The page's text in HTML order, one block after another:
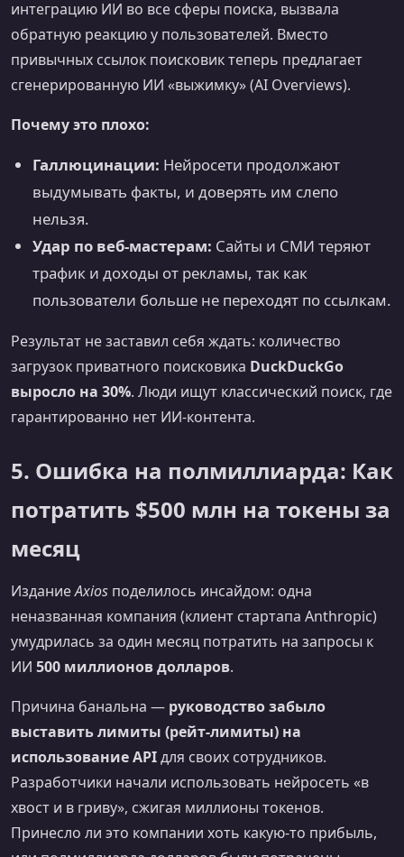
интеграцию ИИ во все сферы поиска, вызвала
обратную реакцию у пользователей. Вместо
привычных ссылок поисковик теперь предлагает
сгенерированную ИИ «выжимку» (AI Overviews).
Почему это плохо:
Галлюцинации: Нейросети продолжают
выдумывать факты, и доверять им слепо
нельзя.
Удар по веб-мастерам: Сайты и СМИ теряют
трафик и доходы от рекламы, так как
пользователи больше не переходят по ссылкам.
Результат не заставил себя ждать: количество
загрузок приватного поисковика DuckDuckGo
выросло на 30%. Люди ищут классический поиск, где
гарантированно нет ИИ-контента.
5. Ошибка на полмиллиарда: Как
потратить $500 млн на токены за
месяц
ИзданиеAxios поделилось инсайдом: одна
неназванная компания (клиент стартапа Anthropic)
умудрилась за один месяц потратить на запросы к
ИИ 500 миллионов долларов.
Причина банальна — руководство забыло
выставить лимиты (рейт-лимиты) на
использование APIдля своих сотрудников.
Разработчики начали использовать нейросеть «в
хвост и в гриву», сжигая миллионы токенов.
Принесло ли это компании хоть какую-то прибыль,